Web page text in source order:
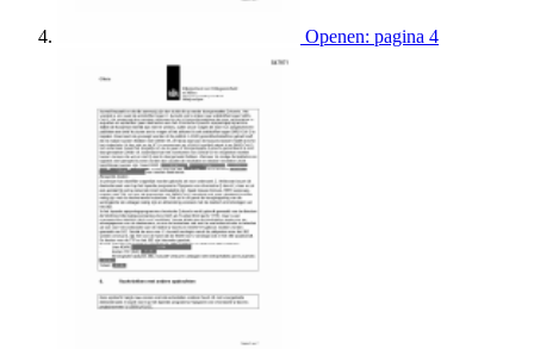
Openen: pagina 4